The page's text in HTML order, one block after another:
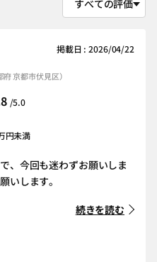
掲載日 : 2026/04/22
京都市伏見区）
/5.0
円未満
、今回も迷わずお願いしま
いします。
続きを読む